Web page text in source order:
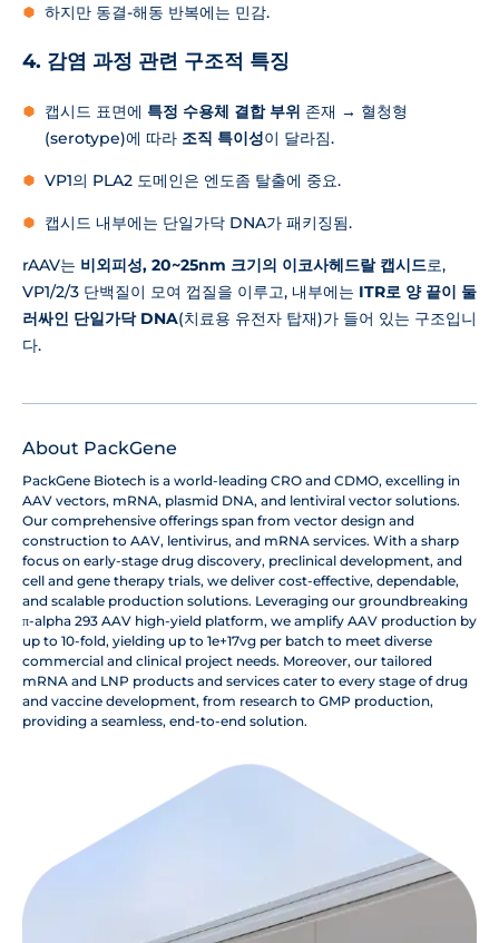
하지만 동결-해동 반복에는 민감.
4. 감염 과정 관련 구조적 특징
캡시드 표면에 특정 수용체 결합 부위 존재 → 혈청형
(serotype)에 따라 조직 특이성이 달라짐.
VP1의 PLA2 도메인은 엔도좀 탈출에 중요.
캡시드 내부에는 단일가닥 DNA가 패키징됨.
rAAV는 비외피성, 20~25nm 크기의 이코사헤드랄 캡시드로,
VP1/2/3 단백질이 모여 껍질을 이루고, 내부에는 ITR로 양 끝이 둘
러싸인 단일가닥 DNA(치료용 유전자 탑재)가 들어 있는 구조입니
다.
About PackGene
PackGene Biotech is a world-leading CRO and CDMO, excelling in
AAV vectors, mRNA, plasmid DNA, and lentiviral vector solutions.
Our comprehensive offerings span from vector design and
construction to AAV, lentivirus, and mRNA services. With a sharp
focus on early-stage drug discovery, preclinical development, and
cell and gene therapy trials, we deliver cost-effective, dependable,
and scalable production solutions. Leveraging our groundbreaking
π-alpha 293 AAV high-yield platform, we amplify AAV production by
up to 10-fold, yielding up to 1e+17vg per batch to meet diverse
commercial and clinical project needs. Moreover, our tailored
mRNA and LNP products and services cater to every stage of drug
and vaccine development, from research to GMP production,
providing a seamless, end-to-end solution.